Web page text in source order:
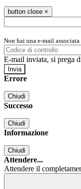
button close ×
Non hai una e-mail
E-mail inviata, si prega
Errore
Chiudi
Successo
Chiudi
Informazione
Chiudi
Attendere...
Attendere il